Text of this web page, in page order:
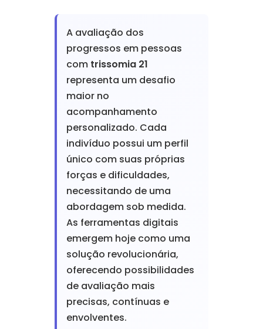
A avaliação dos
progressos em pessoas
com trissomia 21
representa um desafio
maior no
acompanhamento
personalizado. Cada
indivíduo possui um perfil
único com suas próprias
forças e dificuldades,
necessitando de uma
abordagem sob medida.
As ferramentas digitais
emergem hoje como uma
solução revolucionária,
oferecendo possibilidades
de avaliação mais
precisas, contínuas e
envolventes.